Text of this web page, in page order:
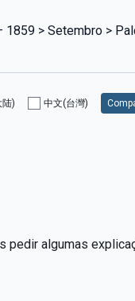
> Setembro >
陆) 中文(台灣)
pedir algumas